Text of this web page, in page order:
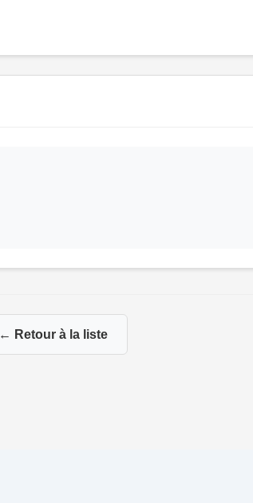
← Retour à la liste